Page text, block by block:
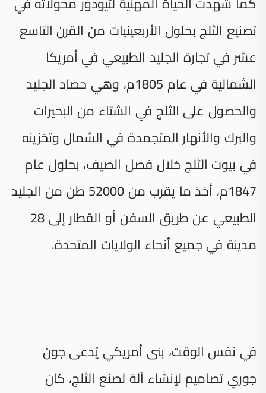
تصنيع الثلج بحلول الأربعينيات من القرن التاسع
عشر في تجارة الجليد الطبيعي في أمريكا
الشمالية في عام 1805م، وهي حصاد الجليد
والحصول على الثلج في الشتاء من البحيرات
والبرك والأنهار المتجمدة في الشمال وتخزينه
في بيوت الثلج خلال فصل الصيف، بحلول عام
1847م، أخذ ما يقرب من 52000 طن من الجليد
الطبيعي عن طريق السفن أو القطار إلى 28
مدينة في جميع أنحاء الولايات المتحدة.
في نفس الوقت، بنى أمريكي يُدعى جون
جوري تصاميم لإنشاء آلة لصنع الثلج، كان